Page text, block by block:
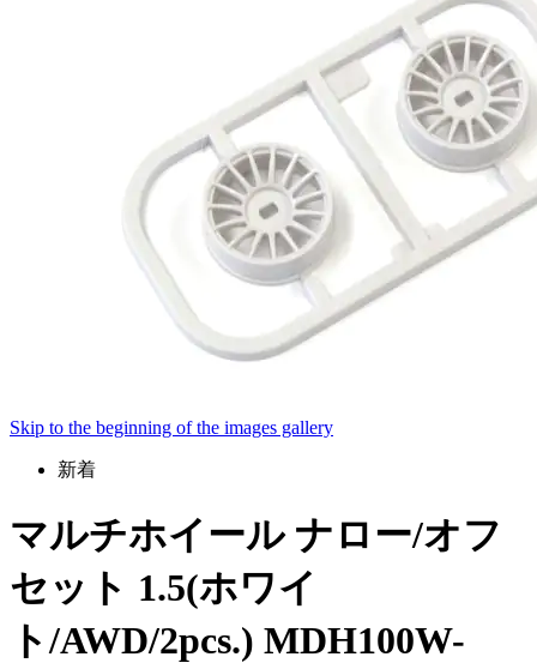
Skip to the beginning of the images gallery
新着
マルチホイール ナロー/オフ
セット 1.5(ホワイ
ト/AWD/2pcs.) MDH100W-